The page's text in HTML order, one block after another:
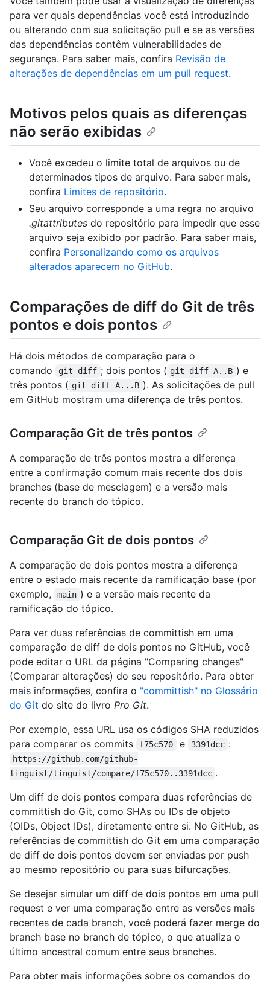
para ver quais dependências você está introduzindo
ou alterando com sua solicitação pull e se as versões
das dependências contêm vulnerabilidades de
segurança. Para saber mais, confira Revisão de
alterações de dependências em um pull request.
Motivos pelos quais as diferenças
não serão exibidas
Você excedeu o limite total de arquivos ou de
determinados tipos de arquivo. Para saber mais,
confira Limites de repositório.
Seu arquivo corresponde a uma regra no arquivo
.gitattributes do repositório para impedir que esse
arquivo seja exibido por padrão. Para saber mais,
confira Personalizando como os arquivos
alterados aparecem no GitHub.
Comparações de diff do Git de três
pontos e dois pontos
Há dois métodos de comparação para o
comando
git diff ; dois pontos ( git diff A..B ) e
três pontos ( git diff A...B ). As solicitações de pull
em GitHub mostram uma diferença de três pontos.
Comparação Git de três pontos
A comparação de três pontos mostra a diferença
entre a confirmação comum mais recente dos dois
branches (base de mesclagem) e a versão mais
recente do branch do tópico.
Comparação Git de dois pontos
A comparação de dois pontos mostra a diferença
entre o estado mais recente da ramificação base (por
exemplo,
main ) e a versão mais recente da
ramificação do tópico.
Para ver duas referências de committish em uma
comparação de diff de dois pontos no GitHub, você
pode editar o URL da página "Comparing changes"
(Comparar alterações) do seu repositório. Para obter
mais informações, confira o "committish" no Glossário
do Git do site do livro Pro Git.
Por exemplo, essa URL usa os códigos SHA reduzidos
para comparar os commits
f75c570 e 3391dcc :
https://github.com/github-
linguist/linguist/compare/f75c570..3391dcc .
Um diff de dois pontos compara duas referências de
committish do Git, como SHAs ou IDs de objeto
(OIDs, Object IDs), diretamente entre si. No GitHub, as
referências de committish do Git em uma comparação
de diff de dois pontos devem ser enviadas por push
ao mesmo repositório ou para suas bifurcações.
Se desejar simular um diff de dois pontos em uma pull
request e ver uma comparação entre as versões mais
recentes de cada branch, você poderá fazer merge do
branch base no branch de tópico, o que atualiza o
último ancestral comum entre seus branches.
Para obter mais informações sobre os comandos do